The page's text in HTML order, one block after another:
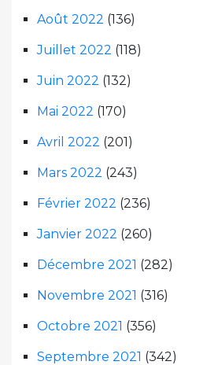
Août 2022 (136)
Juillet 2022 (118)
Juin 2022 (132)
Mai 2022 (170)
Avril 2022 (201)
Mars 2022 (243)
Février 2022 (236)
Janvier 2022 (260)
Décembre 2021 (282)
Novembre 2021 (316)
Octobre 2021 (356)
Septembre 2021 (342)